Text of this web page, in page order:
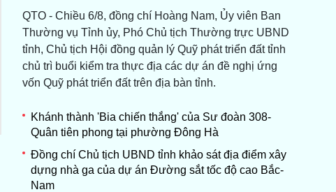
QTO - Chiều 6/8, đồng chí Hoàng Nam, Ủy viên Ban
Thường vụ Tỉnh ủy, Phó Chủ tịch Thường trực UBND
tỉnh, Chủ tịch Hội đồng quản lý Quỹ phát triển đất tỉnh
chủ trì buổi kiểm tra thực địa các dự án đề nghị ứng
vốn Quỹ phát triển đất trên địa bàn tỉnh.
Khánh thành 'Bia chiến thắng' của Sư đoàn 308-
Quân tiên phong tại phường Đông Hà
Đồng chí Chủ tịch UBND tỉnh khảo sát địa điểm xây
dựng nhà ga của dự án Đường sắt tốc độ cao Bắc-
Nam